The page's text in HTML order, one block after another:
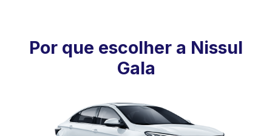
Por que escolher a Nissul
Gala